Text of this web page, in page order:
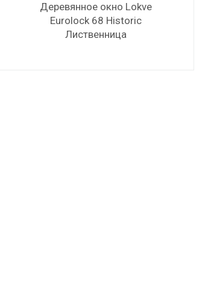
Деревянное окно Lokve
Eurolock 68 Historic
Лиственница